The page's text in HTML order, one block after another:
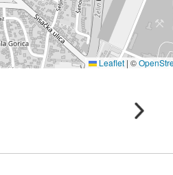
Leaflet | ©